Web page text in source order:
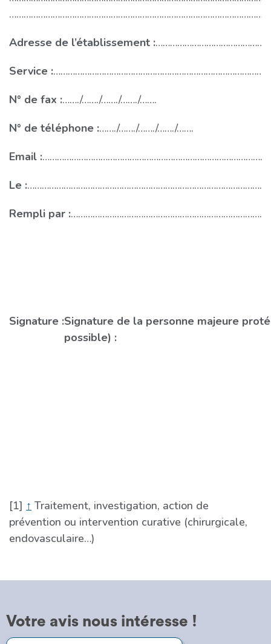
Adresse de l’établissement :
Service :
N° de fax :……./……./……./……./…….
N° de téléphone :……./……./……./……./…….
Email :
Le :
Rempli par :
Signature :Signature de la personne majeure
possible) :
[1] ↑ Traitement, investigation, action de
prévention ou intervention curative (chirurgicale,
endovasculaire…)
Votre avis nous intéresse !